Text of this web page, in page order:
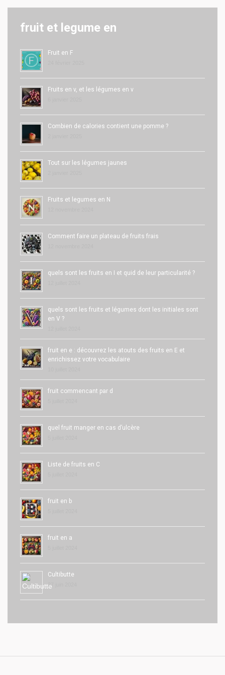
fruit et legume en
Fruit en F
Fruits en v, et les légumes en v
Combien de calories contient une pomme ?
Tout sur les légumes jaunes
Fruits et legumes en N
Comment faire un plateau de fruits frais
quels sont les fruits en I et quid de leur particularité ?
quels sont les fruits et légumes dont les initiales sont
en V ?
fruit en e : découvrez les atouts des fruits en E et
enrichissez votre vocabulaire
fruit commencant par d
quel fruit manger en cas d’ulcère
Liste de fruits en C
fruit en b
fruit en a
Cultibutte
27 juin 2024